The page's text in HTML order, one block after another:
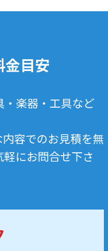
金目安
・楽器・工具など
容でのお見積を無
にお問合せ下さ